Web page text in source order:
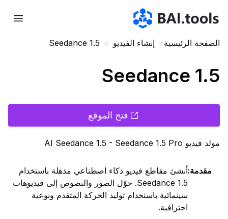
Bai.tools
الصفحة الرئيسية> إنشاء الفيديو >
Seedance 1.5
Seedance 1.5
فتح الموقع
مولد فيديو AI Seedance 1.5 - Seedance 1.5 Pro
مقدمة:أنشئ مقاطع فيديو ذكاء اصطناعي مذهلة باستخدام
Seedance 1.5. حوّل الصور والنصوص إلى فيديوهات
سينمائية باستخدام توليد الحركة المتقدم ونوعية
احترافية.